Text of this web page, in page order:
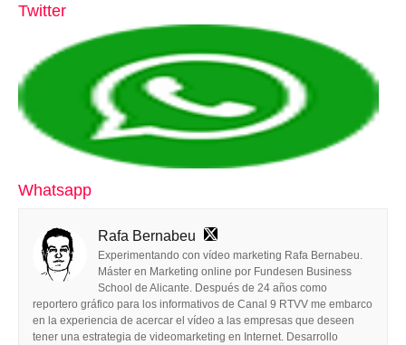
Twitter
Whatsapp
Rafa Bernabeu
Experimentando con vídeo marketing Rafa Bernabeu.
Máster en Marketing online por Fundesen Business
School de Alicante. Después de 24 años como
reportero gráfico para los informativos de Canal 9 RTVV me embarco
en la experiencia de acercar el vídeo a las empresas que deseen
tener una estrategia de videomarketing en Internet. Desarrollo